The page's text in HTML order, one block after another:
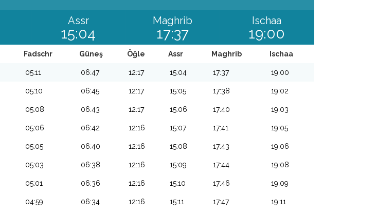
Assr
15:04
Maghrib
17:37
Ischaa
19:00
Fadschr Güneş Öğle Assr Maghrib Ischaa
05:11 06:47 12:17 15:04 17:37 19:00
05:10 06:45 12:17 15:05 17:38 19:02
05:08 06:43 12:17 15:06 17:40 19:03
05:06 06:42 12:16 15:07 17:41 19:05
05:05 06:40 12:16 15:08 17:43 19:06
05:03 06:38 12:16 15:09 17:44 19:08
05:01 06:36 12:16 15:10 17:46 19:09
04:59 06:34 12:16 15:11 17:47 19:11